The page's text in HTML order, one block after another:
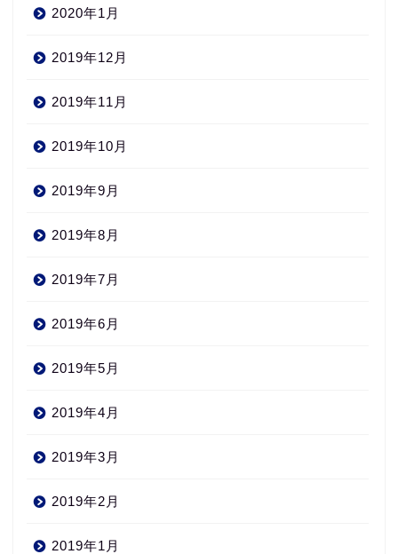
2020年1月
2019年12月
2019年11月
2019年10月
2019年9月
2019年8月
2019年7月
2019年6月
2019年5月
2019年4月
2019年3月
2019年2月
2019年1月